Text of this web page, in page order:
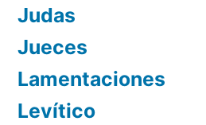
Judas
Jueces
Lamentaciones
Levítico